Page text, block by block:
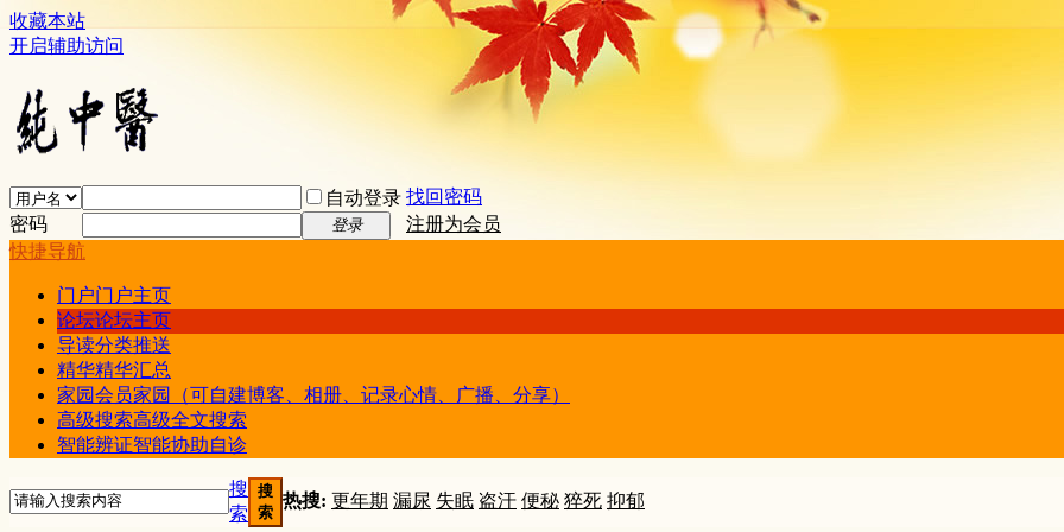
收藏本站
开启辅助访问
自动登录 找回密码
密码
登录
注册为会员
快捷导航
门户门户主页
论坛论坛主页
导读分类推送
精华精华汇总
家园会员家园（可自建博客、相册、记录心情、广播、分享）
高级搜索高级全文搜索
智能辨证智能协助自诊
搜
索
搜
索
热搜: 更年期 漏尿 失眠 盗汗 便秘 猝死 抑郁